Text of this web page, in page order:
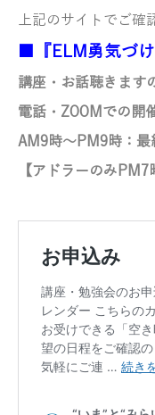
上記のサイトでご確
■『ELM勇気づ
講座・お話聴きます
電話・ZOOMでの開
AM9時～PM9時：最
【アドラーのみ PM7